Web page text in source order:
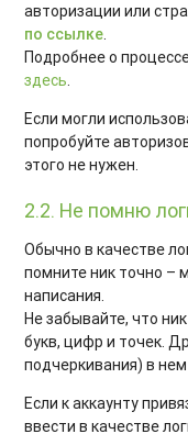
авторизации или
по ссылке.
Подробнее о
здесь.
Если могли
попробуйте
этого не нужен.
2.2. Не помню
Обычно в качестве
помните ник точно –
написания.
Не забывайте, что
букв, цифр и точек.
подчеркивания) в
Если к аккаунту
ввести в качестве